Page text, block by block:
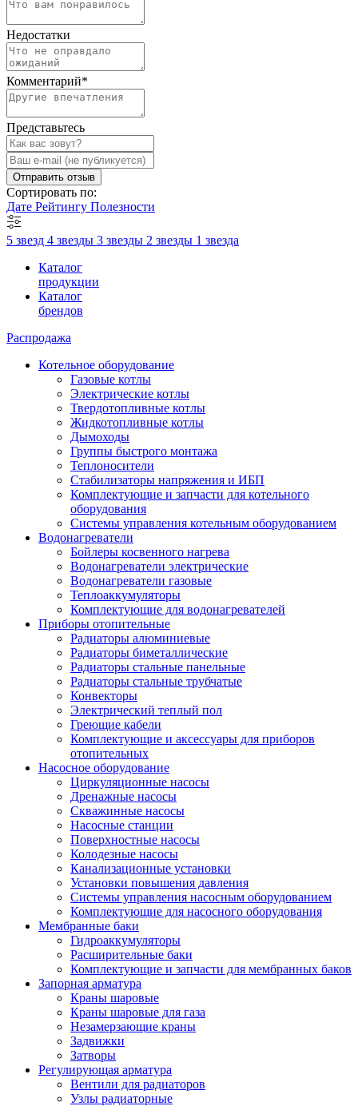
Недостатки
Комментарий*
Представьтесь
Отправить отзыв
Сортировать по:
Дате Рейтингу Полезности
5 звезд 4 звезды 3 звезды 2 звезды 1 звезда
Каталог
продукции
Каталог
брендов
Распродажа
Котельное оборудование
Газовые котлы
Электрические котлы
Твердотопливные котлы
Жидкотопливные котлы
Дымоходы
Группы быстрого монтажа
Теплоносители
Стабилизаторы напряжения и ИБП
Комплектующие и запчасти для котельного
оборудования
Системы управления котельным оборудованием
Водонагреватели
Бойлеры косвенного нагрева
Водонагреватели электрические
Водонагреватели газовые
Теплоаккумуляторы
Комплектующие для водонагревателей
Приборы отопительные
Радиаторы алюминиевые
Радиаторы биметаллические
Радиаторы стальные панельные
Радиаторы стальные трубчатые
Конвекторы
Электрический теплый пол
Греющие кабели
Комплектующие и аксессуары для приборов
отопительных
Насосное оборудование
Циркуляционные насосы
Дренажные насосы
Скважинные насосы
Насосные станции
Поверхностные насосы
Колодезные насосы
Канализационные установки
Установки повышения давления
Системы управления насосным оборудованием
Комплектующие для насосного оборудования
Мембранные баки
Гидроаккумуляторы
Расширительные баки
Комплектующие и запчасти для мембранных баков
Запорная арматура
Краны шаровые
Краны шаровые для газа
Незамерзающие краны
Задвижки
Затворы
Регулирующая арматура
Вентили для радиаторов
Узлы радиаторные